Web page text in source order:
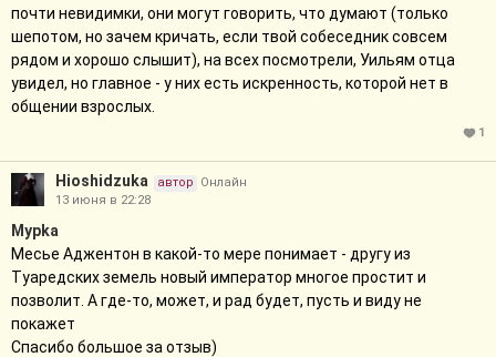
почти невидимки, они могут говорить, что думают (только
шепотом, но зачем кричать, если твой собеседник совсем
рядом и хорошо слышит), на всех посмотрели, Уильям отца
увидел, но главное - у них есть искренность, которой нет в
общении взрослых.
1
Hioshidzuka автор
Онлайн
13 июня в 22:28
Мурkа
Месье Аджентон в какой-то мере понимает - другу из
Туаредских земель новый император многое простит и
позволит. А где-то, может, и рад будет, пусть и виду не
покажет
Спасибо большое за отзыв)